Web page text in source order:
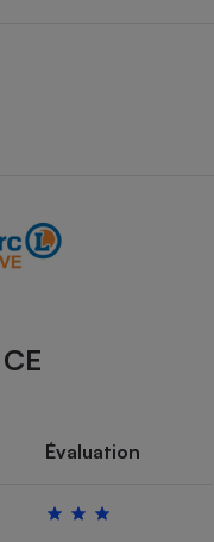
Évaluation
à expressos
Robot ménager